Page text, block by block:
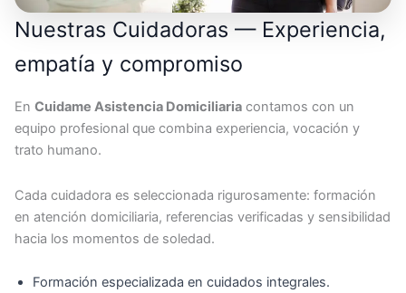
Nuestras Cuidadoras — Experiencia,
empatía y compromiso
En Cuidame Asistencia Domiciliaria contamos con un
equipo profesional que combina experiencia, vocación y
trato humano.
Cada cuidadora es seleccionada rigurosamente: formación
en atención domiciliaria, referencias verificadas y sensibilidad
hacia los momentos de soledad.
Formación especializada en cuidados integrales.